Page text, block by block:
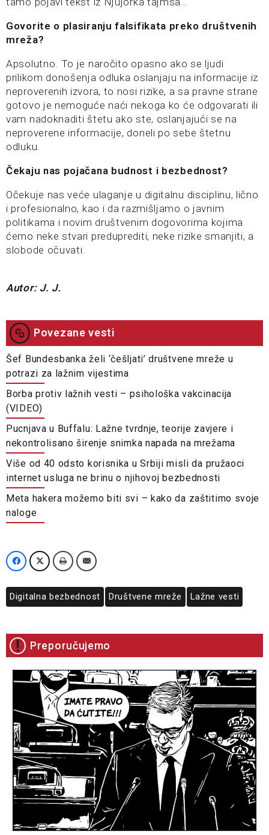
Govorite o plasiranju falsifikata preko društvenih
mreža?
Apsolutno. To je naročito opasno ako se ljudi
prilikom donošenja odluka oslanjaju na informacije iz
neproverenih izvora, to nosi rizike, a sa pravne strane
gotovo je nemoguće naći nekoga ko će odgovarati ili
vam nadoknaditi štetu ako ste, oslanjajući se na
neproverene informacije, doneli po sebe štetnu
odluku.
Čekaju nas pojačana budnost i bezbednost?
Očekuje nas veće ulaganje u digitalnu disciplinu, lično
i profesionalno, kao i da razmišljamo o javnim
politikama i novim društvenim dogovorima kojima
ćemo neke stvari preduprediti, neke rizike smanjiti, a
slobode očuvati.
Autor: J. J.
Povezane vesti
Šef Bundesbanka želi ‘češljati’ društvene mreže u
potrazi za lažnim vijestima
Borba protiv lažnih vesti – psihološka vakcinacija
(VIDEO)
Pucnjava u Buffalu: Lažne tvrdnje, teorije zavjere i
nekontrolisano širenje snimka napada na mrežama
Više od 40 odsto korisnika u Srbiji misli da pružaoci
internet usluga ne brinu o njihovoj bezbednosti
Meta hakera možemo biti svi – kako da zaštitimo svoje
naloge
Digitalna bezbednost Društvene mreže Lažne vesti
Preporučujemo